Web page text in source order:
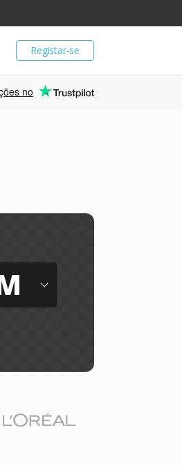
Registar-se
no